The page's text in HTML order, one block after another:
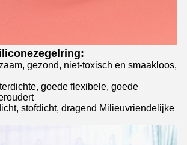
gezond, niet-toxisch en smaakloos,
goede flexibele, goede
stofdicht, dragend Milieuvriendelijke